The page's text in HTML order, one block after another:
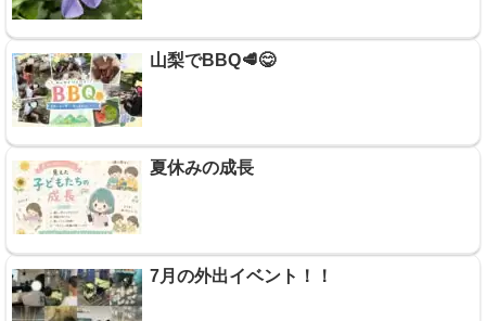
山梨でBBQ🥩😋
夏休みの成長
7月の外出イベント！！